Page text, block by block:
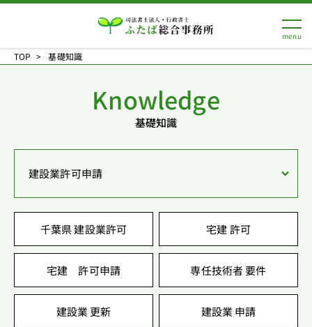
TOP 基礎知識
Knowledge
基礎知識
建設業許可申請
千葉県 建設業許可 宅建 許可
宅建 許可申請 専任技術者 要件
建設業 更新 建設業 申請